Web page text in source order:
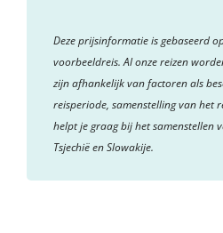
Deze prijsinformatie is gebaseerd
voorbeeldreis. Al onze reizen
zijn afhankelijk van factoren als
reisperiode, samenstelling van het
helpt je graag bij het samenstellen
Tsjechië en Slowakije.